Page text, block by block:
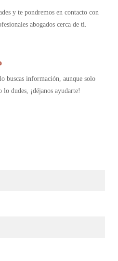
y te pondremos en contacto con
abogados cerca de ti.
buscas información, aunque solo
lo dudes, ¡déjanos ayudarte!